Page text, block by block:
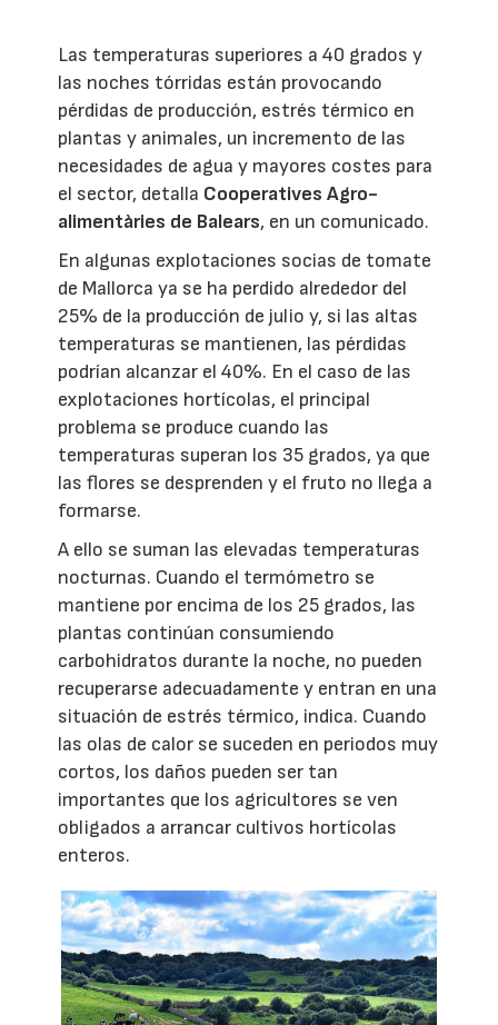
Las temperaturas superiores a 40 grados y
las noches tórridas están provocando
pérdidas de producción, estrés térmico en
plantas y animales, un incremento de las
necesidades de agua y mayores costes para
el sector, detalla Cooperatives Agro-
alimentàries de Balears, en un comunicado.
En algunas explotaciones socias de tomate
de Mallorca ya se ha perdido alrededor del
25% de la producción de julio y, si las altas
temperaturas se mantienen, las pérdidas
podrían alcanzar el 40%. En el caso de las
explotaciones hortícolas, el principal
problema se produce cuando las
temperaturas superan los 35 grados, ya que
las flores se desprenden y el fruto no llega a
formarse.
A ello se suman las elevadas temperaturas
nocturnas. Cuando el termómetro se
mantiene por encima de los 25 grados, las
plantas continúan consumiendo
carbohidratos durante la noche, no pueden
recuperarse adecuadamente y entran en una
situación de estrés térmico, indica. Cuando
las olas de calor se suceden en periodos muy
cortos, los daños pueden ser tan
importantes que los agricultores se ven
obligados a arrancar cultivos hortícolas
enteros.